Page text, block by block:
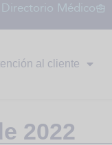
Directorio Médico
al cliente
2022